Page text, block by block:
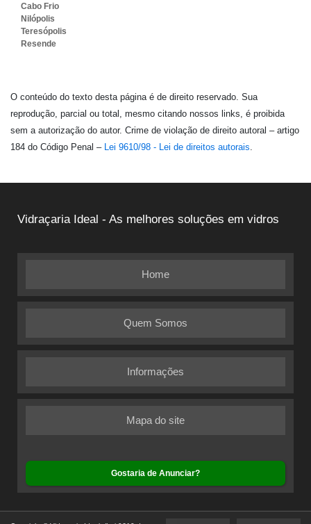
Cabo Frio
Nilópolis
Teresópolis
Resende
O conteúdo do texto desta página é de direito reservado. Sua
reprodução, parcial ou total, mesmo citando nossos links, é proibida
sem a autorização do autor. Crime de violação de direito autoral – artigo
184 do Código Penal – Lei 9610/98 - Lei de direitos autorais.
Vidraçaria Ideal - As melhores soluções em vidros
Home
Quem Somos
Informações
Mapa do site
Gostaria de Anunciar?